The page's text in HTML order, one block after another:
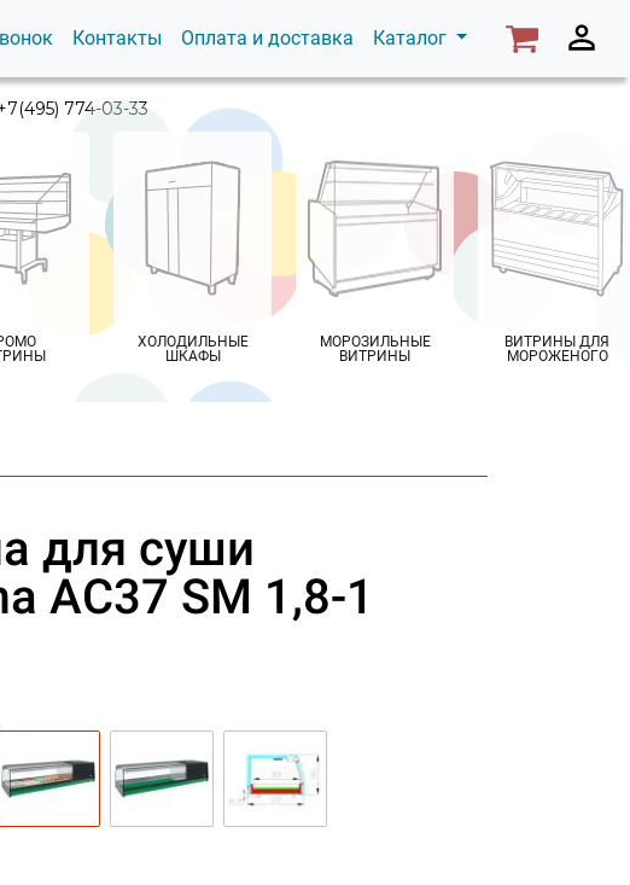
Контакты Оплата и доставка Каталог
774-03-33
ХОЛОДИЛЬНЫЕ
ШКАФЫ
МОРОЗИЛЬНЫЕ
ВИТРИНЫ
ВИТРИНЫ ДЛЯ
МОРОЖЕНОГО
для суши
AC37 SM 1,8-1